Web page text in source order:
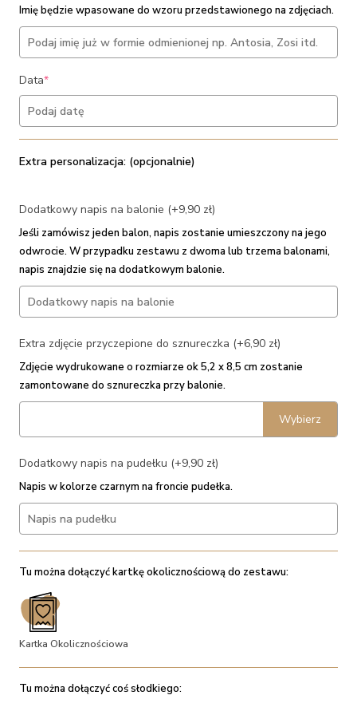
Imię będzie wpasowane do wzoru przedstawionego na zdjęciach.
Data*(required)
Extra personalizacja: (opcjonalnie)
Dodatkowy napis na balonie (+9,90 zł)
Jeśli zamówisz jeden balon, napis zostanie umieszczony na jego
odwrocie. W przypadku zestawu z dwoma lub trzema balonami,
napis znajdzie się na dodatkowym balonie.
Extra zdjęcie przyczepione do sznureczka (+6,90 zł)
Zdjęcie wydrukowane o rozmiarze ok 5,2 x 8,5 cm zostanie
zamontowane do sznureczka przy balonie.
Wybierz
Dodatkowy napis na pudełku (+9,90 zł)
Napis w kolorze czarnym na froncie pudełka.
Tu można dołączyć kartkę okolicznościową do zestawu:
Kartka Okolicznościowa
Tu można dołączyć coś słodkiego: